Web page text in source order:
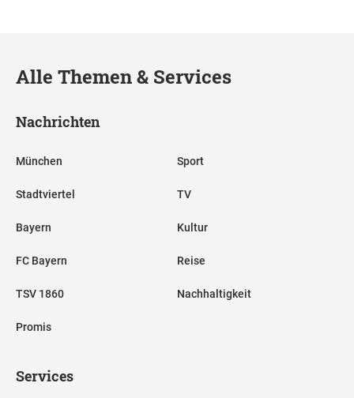
Alle Themen & Services
Nachrichten
München
Stadtviertel
Bayern
FC Bayern
TSV 1860
Promis
Sport
TV
Kultur
Reise
Nachhaltigkeit
Services